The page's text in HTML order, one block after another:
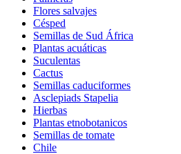
Flores salvajes
Césped
Semillas de Sud África
Plantas acuáticas
Suculentas
Cactus
Semillas caduciformes
Asclepiads Stapelia
Hierbas
Plantas etnobotanicos
Semillas de tomate
Chile